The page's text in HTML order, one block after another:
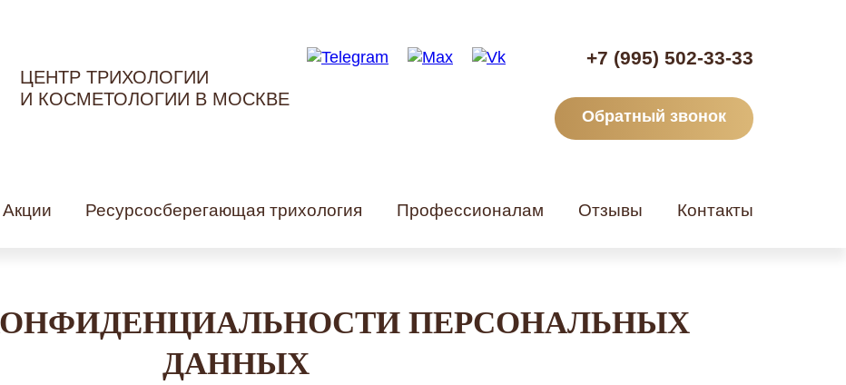
ЦЕНТР ТРИХОЛОГИИ
И КОСМЕТОЛОГИИ В МОСКВЕ
+7 (995) 502-33-33
Обратный звонок
Акции Ресурсосберегающая трихология Профессионалам Отзывы Контакты
ПЕРСОНАЛЬНЫХ
ДАННЫХ